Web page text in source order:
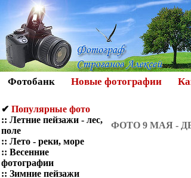
Фотобанк Новые фотографии
✔ Популярные фото
:: Летние пейзажи - лес,
поле
:: Лето - реки, море
:: Весенние
фотографии
:: Зимние пейзажи
ФОТО 9 МАЯ -